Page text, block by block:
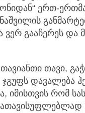
ერთ-ერთმა
გააჩერეს და
თავი,
დავალება
იმისთვის რომ